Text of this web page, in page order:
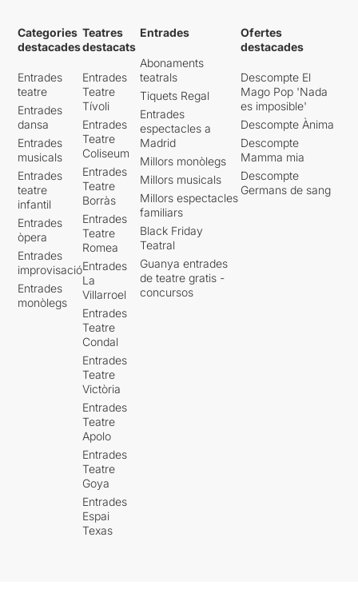
Categories
destacades
Entrades
teatre
Entrades
dansa
Entrades
musicals
Entrades
teatre
infantil
Entrades
òpera
Entrades
improvisació
Entrades
monòlegs
Teatres
destacats
Entrades
Teatre
Tívoli
Entrades
Teatre
Coliseum
Entrades
Teatre
Borràs
Entrades
Teatre
Romea
Entrades
La
Villarroel
Entrades
Teatre
Condal
Entrades
Teatre
Victòria
Entrades
Teatre
Apolo
Entrades
Teatre
Goya
Entrades
Espai
Texas
Entrades
Abonaments
teatrals
Tiquets Regal
Entrades
espectacles a
Madrid
Millors monòlegs
Millors musicals
Millors espectacles
familiars
Black Friday
Teatral
Guanya entrades
de teatre gratis -
concursos
Ofertes
destacades
Descompte El
Mago Pop 'Nada
es imposible'
Descompte Ànima
Descompte
Mamma mia
Descompte
Germans de sang